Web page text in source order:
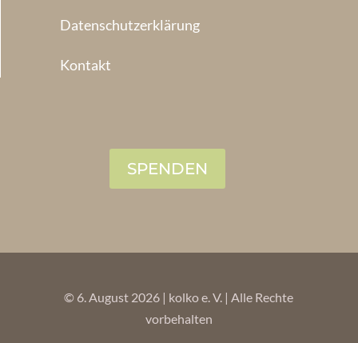
Datenschutzerklärung
Kontakt
SPENDEN
© 6. August 2026 | kolko e. V. | Alle Rechte
vorbehalten